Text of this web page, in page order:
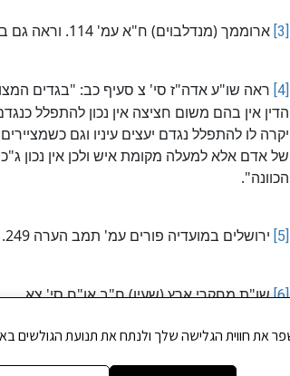
[3] ארוממך (מנדלבוים) ח"א עמ' 114. וראה גם במחיצת רבינו (קמנצקי) עמ' מו.
[4]
ראה שו"ע אדה"ז סי' צ סעיף כב: "בגדים
הדין אין בהם משום חציצה אין נכון להתפלל
יקרה לו להתפלל נגדם יעצים עיניו וגם
של אדם אלא למעלה מקומת איש ולכן אין נכון
הכוונה".
[5] ירושלים במועדיה פורים עמ' תמב הערה 249. וראה
[6] שו"ת מחקרי ארץ (שעיו) ח"ב או"ח סי' צא.